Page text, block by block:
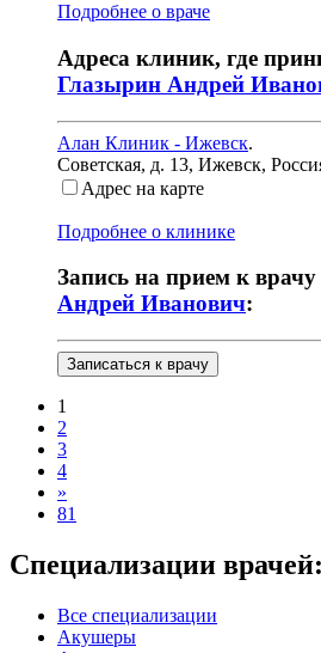
Подробнее о враче
Адреса клиник, где
Глазырин Андрей
Алан Клиник - Ижевск.
Советская, д. 13, Ижевск,
Адрес на карте
Подробнее о клинике
Запись на прием к
Андрей Иванович:
Записаться к врачу
1
2
3
4
»
81
Специализации врачей:
Все специализации
Акушеры